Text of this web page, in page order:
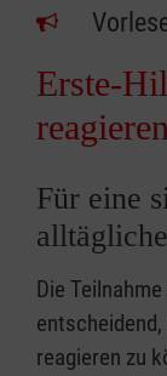
Erste-
Für eine
Die
reagieren zu